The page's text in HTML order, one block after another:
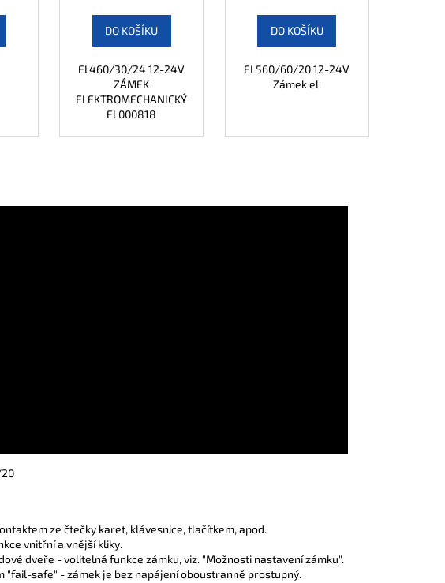
DO KOŠÍKU
EL460/30/24 12-24V
ZÁMEK
ELEKTROMECHANICKÝ
EL000818
DO KOŠÍKU
EL560/60/20 12-24V
Zámek el.
20
ze čtečky karet, klávesnice, tlačítkem, apod.
vnitřní a vnější kliky.
dveře - volitelná funkce zámku, viz. "Možnosti nastavení zámku".
"fail-safe" - zámek je bez napájení oboustranně prostupný.